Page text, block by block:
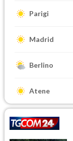
Parigi
Madrid
Berlino
Atene